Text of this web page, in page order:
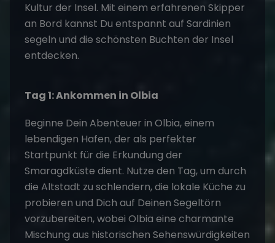
Kultur der Insel. Mit einem erfahrenen Skipper
an Bord kannst Du entspannt auf Sardinien
segeln und die schönsten Buchten der Insel
entdecken.
Tag 1: Ankommen in Olbia
Beginne Dein Abenteuer in Olbia, einem
lebendigen Hafen, der als perfekter
Startpunkt für die Erkundung der
Smaragdküste dient. Nutze den Tag, um durch
die Altstadt zu schlendern, die lokale Küche zu
probieren und Dich auf Deinen Segeltörn
vorzubereiten, wobei Olbia eine charmante
Mischung aus historischen Sehenswürdigkeiten